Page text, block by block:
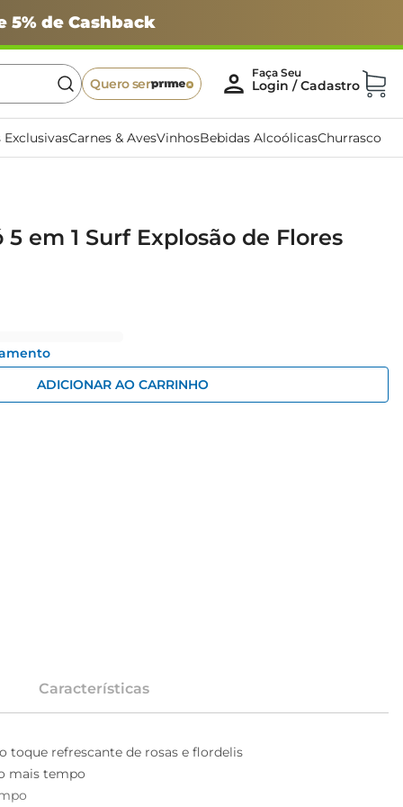
5% de Cashback
Quero ser
ExclusivasCarnes & AvesVinhosBebidas AlcoólicasChurrasco
5 em 1 Surf Explosão de Flores
ADICIONAR AO CARRINHO
Características
toque refrescante de rosas e flordelis